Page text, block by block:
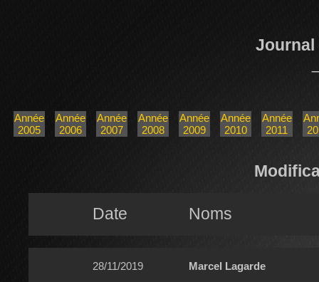
Journal
Année
2005
Année
2006
Année
2007
Année
2008
Année
2009
Année
2010
Année
2011
Date Noms
28/11/2019 Marcel Lagarde